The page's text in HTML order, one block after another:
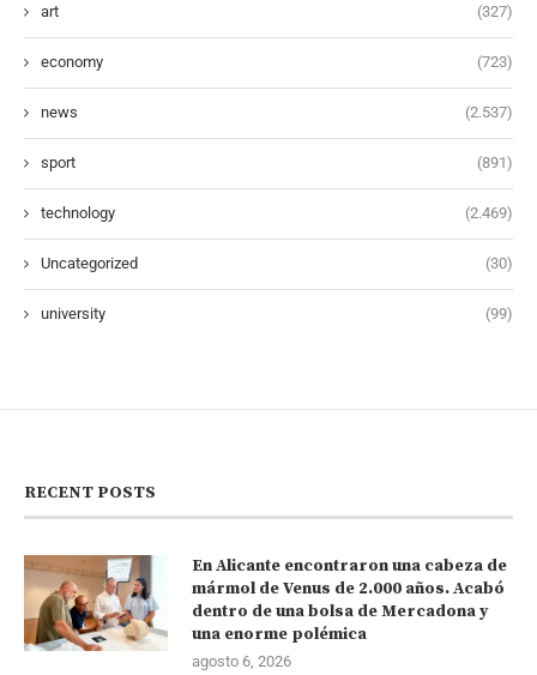
art (327)
economy (723)
news (2.537)
sport (891)
technology (2.469)
Uncategorized (30)
university (99)
RECENT POSTS
En Alicante encontraron una cabeza de
mármol de Venus de 2.000 años. Acabó
dentro de una bolsa de Mercadona y
una enorme polémica
agosto 6, 2026